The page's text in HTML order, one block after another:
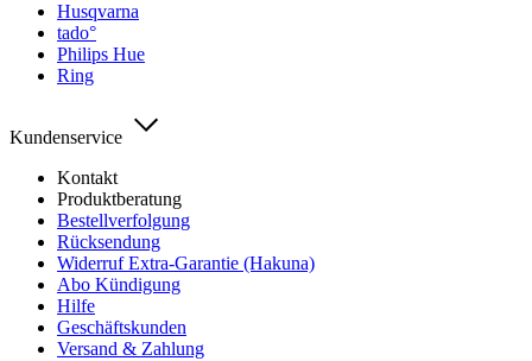
Husqvarna
tado°
Philips Hue
Ring
Kundenservice
Kontakt
Produktberatung
Bestellverfolgung
Rücksendung
Widerruf Extra-Garantie (Hakuna)
Abo Kündigung
Hilfe
Geschäftskunden
Versand & Zahlung